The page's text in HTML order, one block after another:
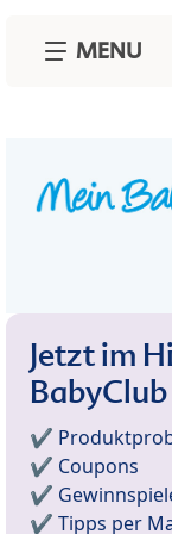
MENU
Jetzt im
✔️
✔️ Coupons
✔️
✔️ Tipps per